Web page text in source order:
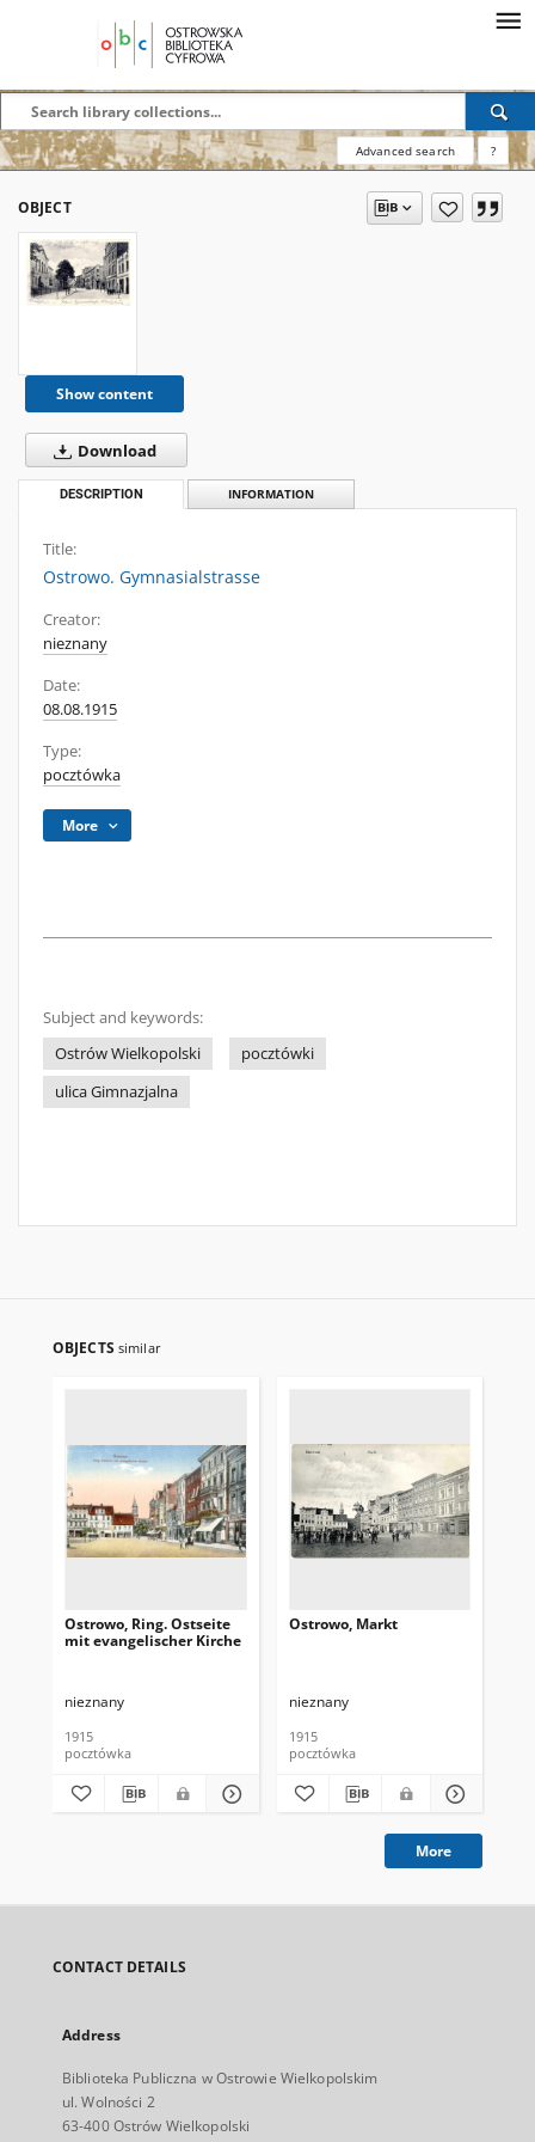
Advanced search ?
OBJECT
Show content
Download
DESCRIPTION INFORMATION
Title:
Ostrowo. Gymnasialstrasse
Creator:
nieznany
Date:
08.08.1915
Type:
pocztówka
More
Subject and keywords:
Ostrów Wielkopolski
pocztówki
ulica Gimnazjalna
OBJECTS similar
Ostrowo, Ring. Ostseite
mit evangelischer Kirche
nieznany
1915
pocztówka
Ostrowo, Markt
nieznany
1915
pocztówka
More
CONTACT DETAILS
Address
Biblioteka Publiczna w Ostrowie Wielkopolskim
ul. Wolności 2
63-400 Ostrów Wielkopolski